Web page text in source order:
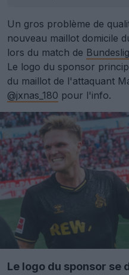
Un gros problème de
nouveau maillot domicile
lors du match de
Le logo du sponsor
du maillot de l'attaquant
@jxnas_180 pour l'info.
Le logo du sponsor se